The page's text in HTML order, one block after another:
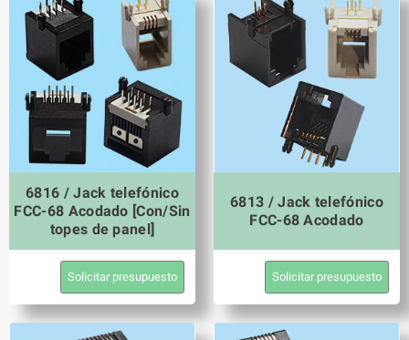
6816 / Jack telefónico
FCC-68 Acodado [Con/Sin
topes de panel]
Solicitar presupuesto
6813 / Jack telefónico
FCC-68 Acodado
Solicitar presupuesto